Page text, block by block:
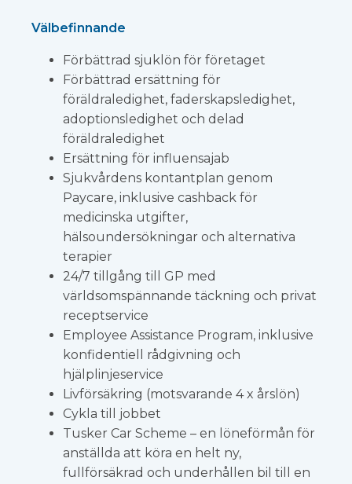
Välbefinnande
Förbättrad sjuklön för företaget
Förbättrad ersättning för
föräldraledighet, faderskapsledighet,
adoptionsledighet och delad
föräldraledighet
Ersättning för influensajab
Sjukvårdens kontantplan genom
Paycare, inklusive cashback för
medicinska utgifter,
hälsoundersökningar och alternativa
terapier
24/7 tillgång till GP med
världsomspännande täckning och privat
receptservice
Employee Assistance Program, inklusive
konfidentiell rådgivning och
hjälplinjeservice
Livförsäkring (motsvarande 4 x årslön)
Cykla till jobbet
Tusker Car Scheme – en löneförmån för
anställda att köra en helt ny,
fullförsäkrad och underhållen bil till en